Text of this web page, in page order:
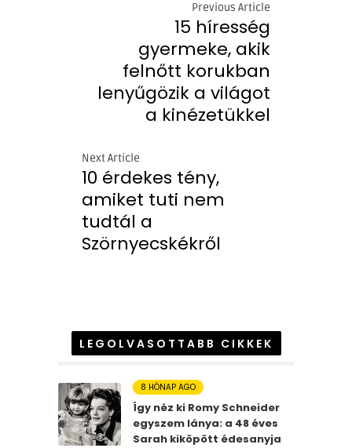
Previous Article
15 híresség
gyermeke, akik
felnőtt korukban
lenyűgözik a világot
a kinézetükkel
Next Article
10 érdekes tény,
amiket tuti nem
tudtál a
Szörnyecskékről
LEGOLVASOTTABB CIKKEK
8 HÓNAP AGO
Így néz ki Romy Schneider
egyszem lánya: a 48 éves
Sarah kiköpött édesanyja